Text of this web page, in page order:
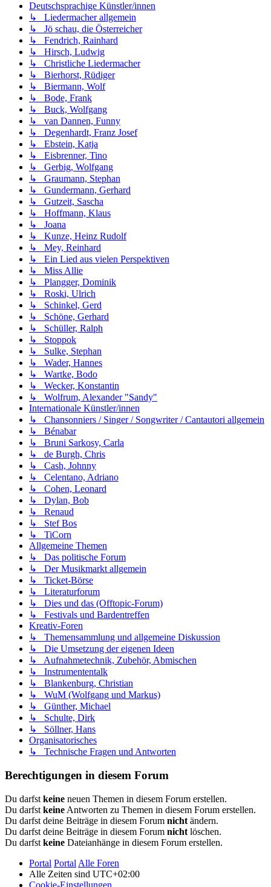
Deutschsprachige Künstler/innen
↳ Liedermacher allgemein
↳ Jö schau, die Österreicher
↳ Fendrich, Rainhard
↳ Hirsch, Ludwig
↳ Christliche Liedermacher
↳ Bierhorst, Rüdiger
↳ Biermann, Wolf
↳ Bode, Frank
↳ Buck, Wolfgang
↳ van Dannen, Funny
↳ Degenhardt, Franz Josef
↳ Ebstein, Katja
↳ Eisbrenner, Tino
↳ Gerbig, Wolfgang
↳ Graumann, Stephan
↳ Gundermann, Gerhard
↳ Gutzeit, Sascha
↳ Hoffmann, Klaus
↳ Joana
↳ Kunze, Heinz Rudolf
↳ Mey, Reinhard
↳ Ein Lied aus vielen Perspektiven
↳ Miss Allie
↳ Plangger, Dominik
↳ Roski, Ulrich
↳ Schinkel, Gerd
↳ Schöne, Gerhard
↳ Schüller, Ralph
↳ Stoppok
↳ Sulke, Stephan
↳ Wader, Hannes
↳ Wartke, Bodo
↳ Wecker, Konstantin
↳ Wolfrum, Alexander "Sandy"
Internationale Künstler/innen
↳ Chansonniers / Singer / Songwriter / Cantautori allgemein
↳ Bénabar
↳ Bruni Sarkosy, Carla
↳ de Burgh, Chris
↳ Cash, Johnny
↳ Celentano, Adriano
↳ Cohen, Leonard
↳ Dylan, Bob
↳ Renaud
↳ Stef Bos
↳ TiCorn
Allgemeine Themen
↳ Das politische Forum
↳ Der Musikmarkt allgemein
↳ Ticket-Börse
↳ Literaturforum
↳ Dies und das (Offtopic-Forum)
↳ Festivals und Bardentreffen
Kreativ-Foren
↳ Themensammlung und allgemeine Diskussion
↳ Die Umsetzung der eigenen Ideen
↳ Aufnahmetechnik, Zubehör, Abmischen
↳ Instrumententalk
↳ Blankenburg, Christian
↳ WuM (Wolfgang und Markus)
↳ Günther, Michael
↳ Schulte, Dirk
↳ Söllner, Hans
Organisatorisches
↳ Technische Fragen und Antworten
Berechtigungen in diesem Forum
Du darfst keine neuen Themen in diesem Forum erstellen.
Du darfst keine Antworten zu Themen in diesem Forum erstellen.
Du darfst deine Beiträge in diesem Forum nicht ändern.
Du darfst deine Beiträge in diesem Forum nicht löschen.
Du darfst keine Dateianhänge in diesem Forum erstellen.
Portal Portal Alle Foren
Alle Zeiten sind UTC+02:00
Cookie-Einstellungen